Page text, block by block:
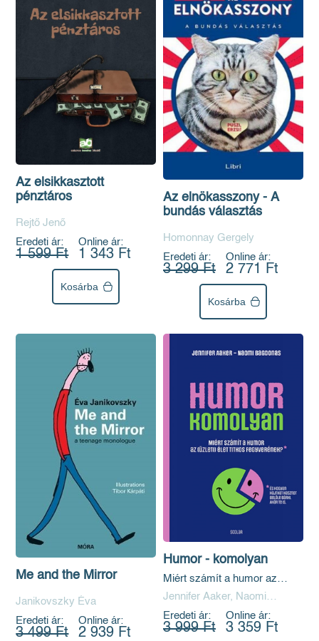
Az elsikkasztott
pénztáros
Rejtő Jenő
Eredeti ár:
1 599 Ft
Online ár:
1 343 Ft
Kosárba
Az elnökasszony - A
bundás választás
Homonnay Gergely
Eredeti ár:
3 299 Ft
Online ár:
2 771 Ft
Kosárba
Me and the Mirror
Janikovszky Éva
Eredeti ár:
3 499 Ft
Online ár:
2 939 Ft
Humor - komolyan
Miért számít a humor az
(üzleti) élet titkos
Jennifer Aaker, Naomi
Bagdonas
Eredeti ár:
3 999 Ft
Online ár:
3 359 Ft